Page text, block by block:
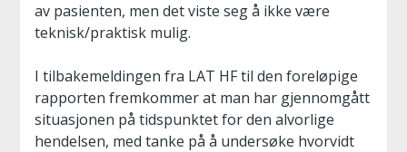
av pasienten, men det viste seg å ikke være
teknisk/praktisk mulig.
I tilbakemeldingen fra LAT HF til den foreløpige
rapporten fremkommer at man har gjennomgått
situasjonen på tidspunktet for den alvorlige
hendelsen, med tanke på å undersøke hvorvidt